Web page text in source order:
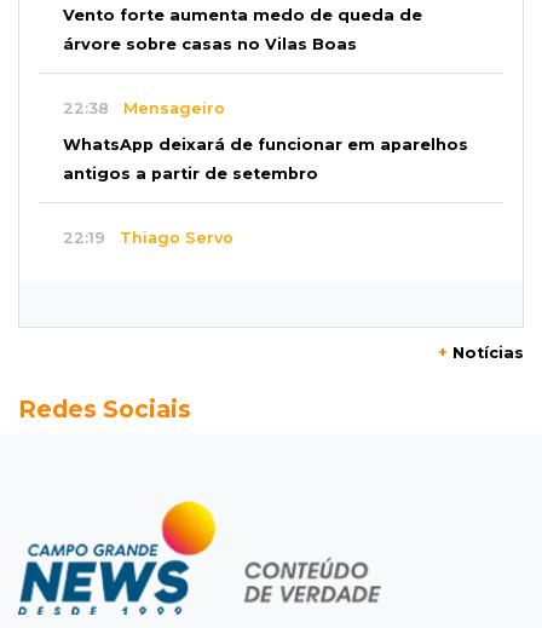
Vento forte aumenta medo de queda de
árvore sobre casas no Vilas Boas
22:38 Mensageiro
WhatsApp deixará de funcionar em aparelhos
antigos a partir de setembro
22:19 Thiago Servo
Semana vai começar com 909 novas
Flagrante
Motorista atinge carro parado, perde
retrovisor e foge no Jardim Antártica
+ Notícias
Redes Sociais